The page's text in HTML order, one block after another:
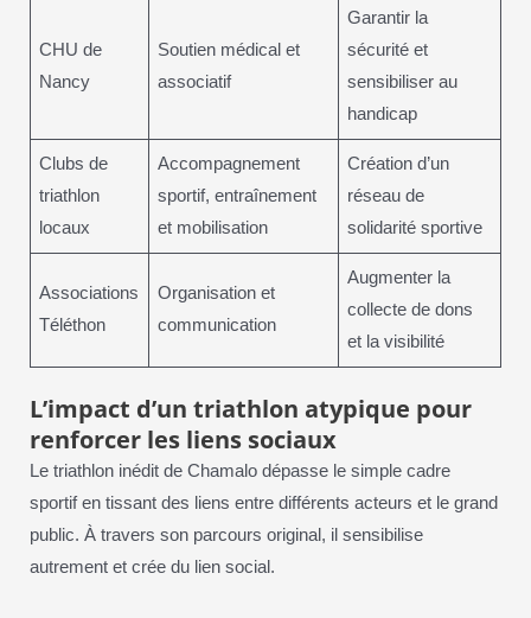
CHU de
Nancy
Soutien médical et
associatif
Garantir la
sécurité et
sensibiliser au
handicap
Clubs de
triathlon
locaux
Accompagnement
sportif, entraînement
et mobilisation
Création d’un
réseau de
solidarité sportive
Associations
Téléthon
Organisation et
communication
Augmenter la
collecte de dons
et la visibilité
L’impact d’un triathlon atypique pour
renforcer les liens sociaux
Le triathlon inédit de Chamalo dépasse le simple cadre
sportif en tissant des liens entre différents acteurs et le grand
public. À travers son parcours original, il sensibilise
autrement et crée du lien social.